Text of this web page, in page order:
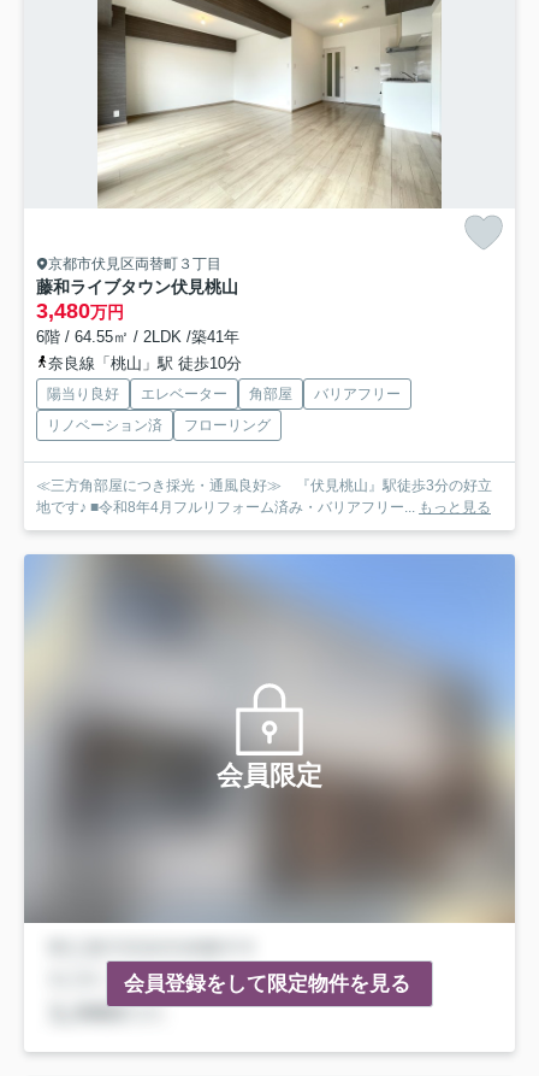
京都市伏見区両替町３丁目
藤和ライブタウン伏見桃山
3,480万円
6階 / 64.55㎡ / 2LDK /築41年
奈良線「桃山」駅 徒歩10分
陽当り良好 エレベーター 角部屋
バリアフリー
リノベーション済
フローリング
≪三方角部屋につき採光・通風良好≫ 『伏見桃山』駅徒歩3分の好立
地です♪ ■令和8年4月フルリフォーム済み・バリアフリー... もっと見る
会員限定
会員登録をして限定物件を見る